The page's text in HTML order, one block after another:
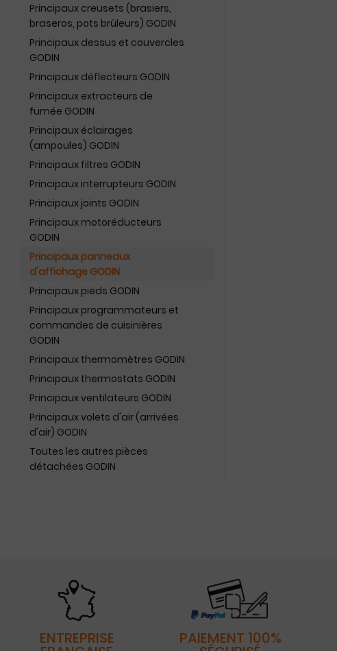
Principaux creusets (brasiers,
braseros, pots brûleurs) GODIN
Principaux dessus et couvercles
GODIN
Principaux déflecteurs GODIN
Principaux extracteurs de
fumée GODIN
Principaux éclairages
(ampoules) GODIN
Principaux filtres GODIN
Principaux interrupteurs GODIN
Principaux joints GODIN
Principaux motoréducteurs
GODIN
Principaux panneaux
d'affichage GODIN
Principaux pieds GODIN
Principaux programmateurs et
commandes de cuisinières
GODIN
Principaux thermomètres GODIN
Principaux thermostats GODIN
Principaux ventilateurs GODIN
Principaux volets d'air (arrivées
d'air) GODIN
Toutes les autres pièces
détachées GODIN
ENTREPRISE PAIEMENT 100%